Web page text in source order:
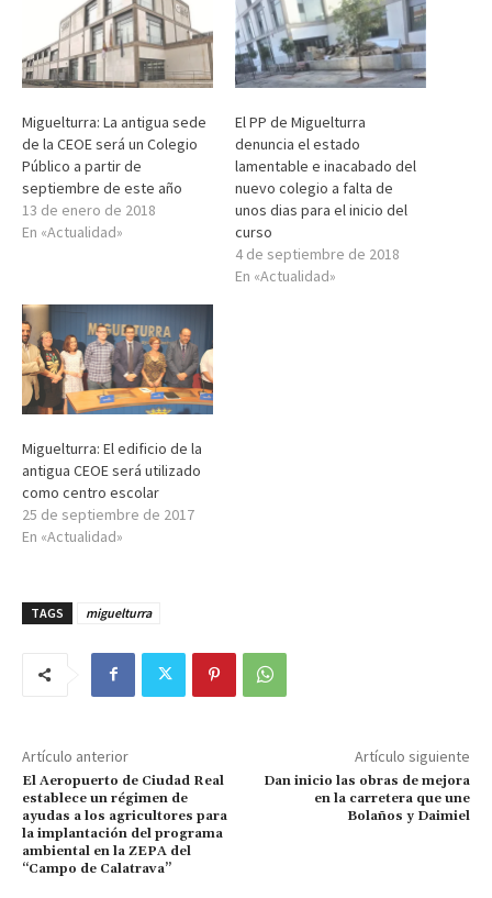
Miguelturra: La antigua sede
de la CEOE será un Colegio
Público a partir de
septiembre de este año
13 de enero de 2018
En «Actualidad»
El PP de Miguelturra
denuncia el estado
lamentable e inacabado del
nuevo colegio a falta de
unos dias para el inicio del
curso
4 de septiembre de 2018
En «Actualidad»
Miguelturra: El edificio de la
antigua CEOE será utilizado
como centro escolar
25 de septiembre de 2017
En «Actualidad»
TAGS miguelturra
Artículo anterior
El Aeropuerto de Ciudad Real
establece un régimen de
ayudas a los agricultores para
la implantación del programa
ambiental en la ZEPA del
“Campo de Calatrava”
Artículo siguiente
Dan inicio las obras de mejora
en la carretera que une
Bolaños y Daimiel